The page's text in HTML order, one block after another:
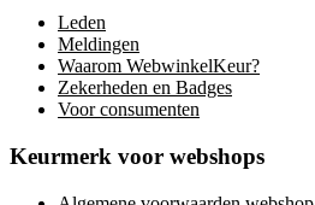
Leden
Meldingen
Waarom WebwinkelKeur?
Zekerheden en Badges
Voor consumenten
Keurmerk voor webshops